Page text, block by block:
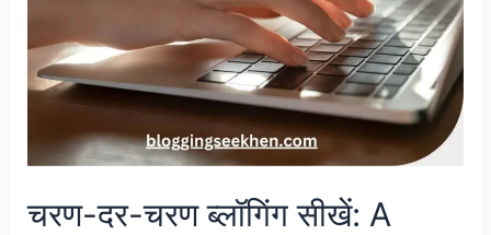
चरण-दर-चरण ब्लॉगिंग सीखें: A